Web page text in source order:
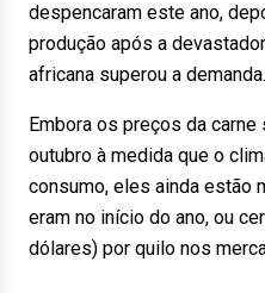
despencaram este ano,
produção após a
africana superou a demanda.
Embora os preços da
outubro à medida que o
consumo, eles ainda estão
eram no início do ano, ou
dólares) por quilo nos